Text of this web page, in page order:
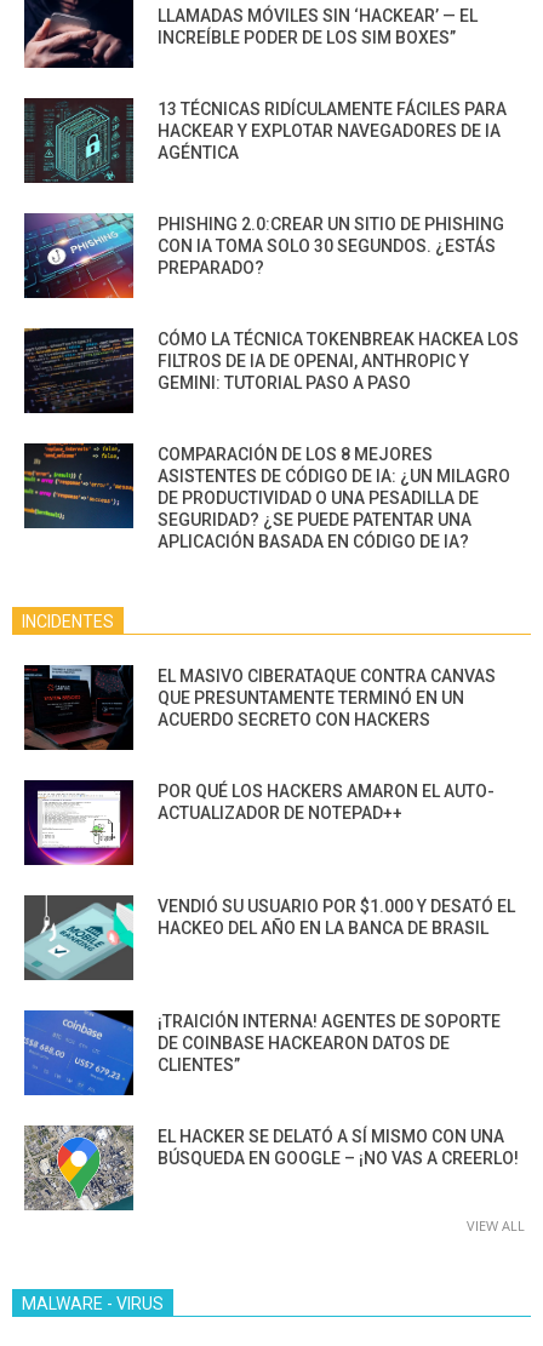
LLAMADAS MÓVILES SIN ‘HACKEAR’ — EL
INCREÍBLE PODER DE LOS SIM BOXES”
13 TÉCNICAS RIDÍCULAMENTE FÁCILES PARA
HACKEAR Y EXPLOTAR NAVEGADORES DE IA
AGÉNTICA
PHISHING 2.0:CREAR UN SITIO DE PHISHING
CON IA TOMA SOLO 30 SEGUNDOS. ¿ESTÁS
PREPARADO?
CÓMO LA TÉCNICA TOKENBREAK HACKEA LOS
FILTROS DE IA DE OPENAI, ANTHROPIC Y
GEMINI: TUTORIAL PASO A PASO
COMPARACIÓN DE LOS 8 MEJORES
ASISTENTES DE CÓDIGO DE IA: ¿UN MILAGRO
DE PRODUCTIVIDAD O UNA PESADILLA DE
SEGURIDAD? ¿SE PUEDE PATENTAR UNA
APLICACIÓN BASADA EN CÓDIGO DE IA?
INCIDENTES
EL MASIVO CIBERATAQUE CONTRA CANVAS
QUE PRESUNTAMENTE TERMINÓ EN UN
ACUERDO SECRETO CON HACKERS
POR QUÉ LOS HACKERS AMARON EL AUTO-
ACTUALIZADOR DE NOTEPAD++
VENDIÓ SU USUARIO POR $1.000 Y DESATÓ EL
HACKEO DEL AÑO EN LA BANCA DE BRASIL
¡TRAICIÓN INTERNA! AGENTES DE SOPORTE
DE COINBASE HACKEARON DATOS DE
CLIENTES”
EL HACKER SE DELATÓ A SÍ MISMO CON UNA
BÚSQUEDA EN GOOGLE – ¡NO VAS A CREERLO!
VIEW ALL
MALWARE - VIRUS